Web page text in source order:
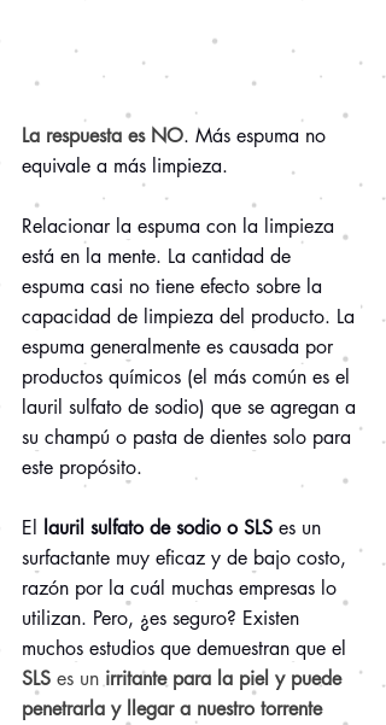
La respuesta es NO. Más espuma no
equivale a más limpieza.
Relacionar la espuma con la limpieza
está en la mente. La cantidad de
espuma casi no tiene efecto sobre la
capacidad de limpieza del producto. La
espuma generalmente es causada por
productos químicos (el más común es el
lauril sulfato de sodio) que se agregan a
su champú o pasta de dientes solo para
este propósito.
El lauril sulfato de sodio o SLS es un
surfactante muy eficaz y de bajo costo,
razón por la cuál muchas empresas lo
utilizan. Pero, ¿es seguro? Existen
muchos estudios que demuestran que el
SLS es un irritante para la piel y puede
penetrarla y llegar a nuestro torrente